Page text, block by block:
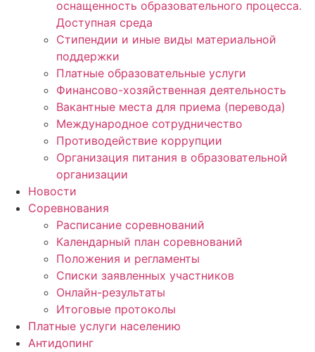
оснащенность образовательного процесса.
Доступная среда
Стипендии и иные виды материальной
поддержки
Платные образовательные услуги
Финансово-хозяйственная деятельность
Вакантные места для приема (перевода)
Международное сотрудничество
Противодействие коррупции
Организация питания в образовательной
организации
Новости
Соревнования
Расписание соревнований
Календарный план соревнований
Положения и регламенты
Списки заявленных участников
Онлайн-результаты
Итоговые протоколы
Платные услуги населению
Антидопинг